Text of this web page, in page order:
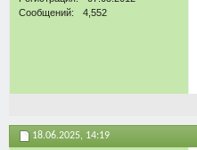
Сообщений
4,552
18.06.2025, 14:19